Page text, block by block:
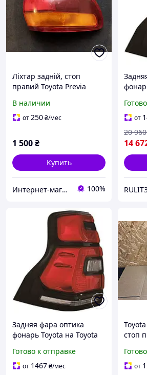
Ліхтар задній, стоп
правий Toyota Previa
8155128061
В наличии
от250₴/мес
1 500₴
Купить
Интернет-магазин "Империя запчастей" 100%
от
14
20 960
Задняя фара оптика
фонарь Toyota на Toyota
Тойота Прадо 150
Готово к отправке
от 1467₴/мес
стоп
от